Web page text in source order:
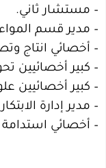
– مستشار ثاني.
– مدير قسم
– أخصائي انتاج
– كبير أخصائيين
– كبير أخصائيين
– مدير إدارة
– أخصائي استدامة